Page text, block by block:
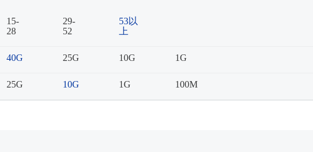
15-
28
29-
52
53以
上
40G 25G 10G 1G
25G 10G 1G 100M